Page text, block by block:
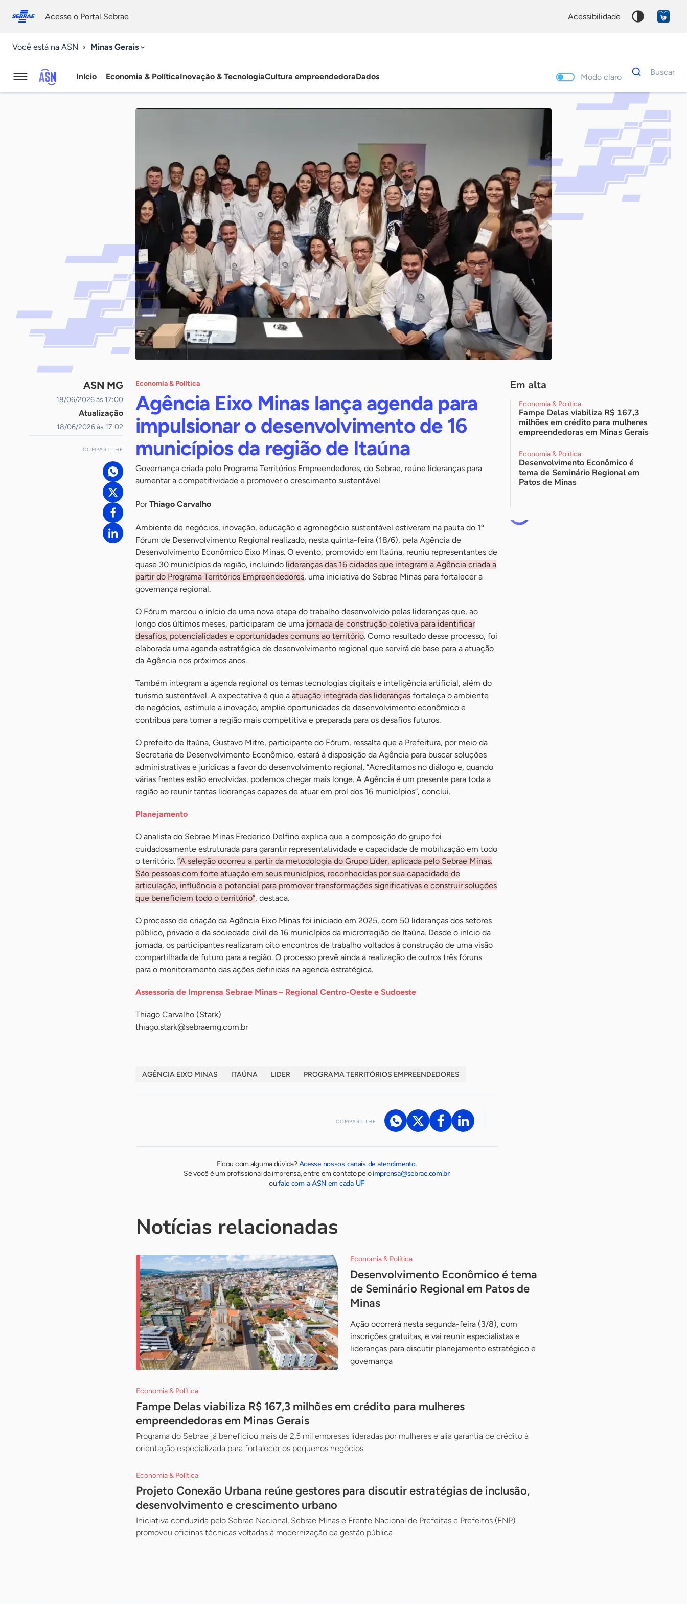
conosco
Acesse o Portal Sebrae acessibilidade
Você está na ASN Minas Gerais
Agência
Início Economia & PolíticaInovação & TecnologiaCultura empreendedoraDados Modo claro
Dados
para
Buscar
Palavra
chave
ASN MG
18/06/2026 às 17:00
Atualização
18/06/2026 às 17:02
COMPARTILHE
Economia & Política
Agência Eixo Minas lança agenda para
impulsionar o desenvolvimento de 16
municípios da região de Itaúna
Governança criada pelo Programa Territórios Empreendedores, do Sebrae, reúne lideranças para
aumentar a competitividade e promover o crescimento sustentável
PorThiago Carvalho
Ambiente de negócios, inovação, educação e agronegócio sustentável estiveram na pauta do 1º
Fórum de Desenvolvimento Regional realizado, nesta quinta-feira (18/6), pela Agência de
Desenvolvimento Econômico Eixo Minas. O evento, promovido em Itaúna, reuniu representantes de
quase 30 municípios da região, incluindo lideranças das 16 cidades que integram a Agência criada a
partir do Programa Territórios Empreendedores, uma iniciativa do Sebrae Minas para fortalecer a
governança regional.
O Fórum marcou o início de uma nova etapa do trabalho desenvolvido pelas lideranças que, ao
longo dos últimos meses, participaram de uma jornada de construção coletiva para identificar
desafios, potencialidades e oportunidades comuns ao território. Como resultado desse processo, foi
elaborada uma agenda estratégica de desenvolvimento regional que servirá de base para a atuação
da Agência nos próximos anos.
Também integram a agenda regional os temas tecnologias digitais e inteligência artificial, além do
turismo sustentável. A expectativa é que a atuação integrada das lideranças fortaleça o ambiente
de negócios, estimule a inovação, amplie oportunidades de desenvolvimento econômico e
contribua para tornar a região mais competitiva e preparada para os desafios futuros.
O prefeito de Itaúna, Gustavo Mitre, participante do Fórum, ressalta que a Prefeitura, por meio da
Secretaria de Desenvolvimento Econômico, estará à disposição da Agência para buscar soluções
administrativas e jurídicas a favor do desenvolvimento regional. “Acreditamos no diálogo e, quando
várias frentes estão envolvidas, podemos chegar mais longe. A Agência é um presente para toda a
região ao reunir tantas lideranças capazes de atuar em prol dos 16 municípios”, conclui.
Planejamento
O analista do Sebrae Minas Frederico Delfino explica que a composição do grupo foi
cuidadosamente estruturada para garantir representatividade e capacidade de mobilização em todo
o território. “A seleção ocorreu a partir da metodologia do Grupo Líder, aplicada pelo Sebrae Minas.
São pessoas com forte atuação em seus municípios, reconhecidas por sua capacidade de
articulação, influência e potencial para promover transformações significativas e construir soluções
que beneficiem todo o território”, destaca.
O processo de criação da Agência Eixo Minas foi iniciado em 2025, com 50 lideranças dos setores
público, privado e da sociedade civil de 16 municípios da microrregião de Itaúna. Desde o início da
jornada, os participantes realizaram oito encontros de trabalho voltados à construção de uma visão
compartilhada de futuro para a região. O processo prevê ainda a realização de outros três fóruns
para o monitoramento das ações definidas na agenda estratégica.
Assessoria de Imprensa Sebrae Minas – Regional Centro-Oeste e Sudoeste
Thiago Carvalho (Stark)
thiago.stark@sebraemg.com.br
AGÊNCIA EIXO MINAS ITAÚNA LIDER PROGRAMA TERRITÓRIOS EMPREENDEDORES
COMPARTILHE
Ficou com alguma dúvida?Acesse nossos canais de atendimento.
Se você é um profissional da imprensa, entre em contato peloimprensa@sebrae.com.br
oufale com a ASN em cada UF
Em alta
Economia & Política
Fampe Delas viabiliza R$ 167,3
milhões em crédito para mulheres
empreendedoras em Minas Gerais
Economia & Política
Desenvolvimento Econômico é
tema de Seminário Regional em
Patos de Minas
Notícias relacionadas
Economia & Política
Desenvolvimento Econômico é tema
de Seminário Regional em Patos de
Minas
Ação ocorrerá nesta segunda-feira (3/8), com
inscrições gratuitas, e vai reunir especialistas e
lideranças para discutir planejamento estratégico e
governança
Economia & Política
Fampe Delas viabiliza R$ 167,3 milhões em crédito para mulheres
empreendedoras em Minas Gerais
Programa do Sebrae já beneficiou mais de 2,5 mil empresas lideradas por mulheres e alia garantia de crédito à
orientação especializada para fortalecer os pequenos negócios
Economia & Política
Projeto Conexão Urbana reúne gestores para discutir estratégias de inclusão,
desenvolvimento e crescimento urbano
Iniciativa conduzida pelo Sebrae Nacional, Sebrae Minas e Frente Nacional de Prefeitas e Prefeitos (FNP)
promoveu oficinas técnicas voltadas à modernização da gestão pública